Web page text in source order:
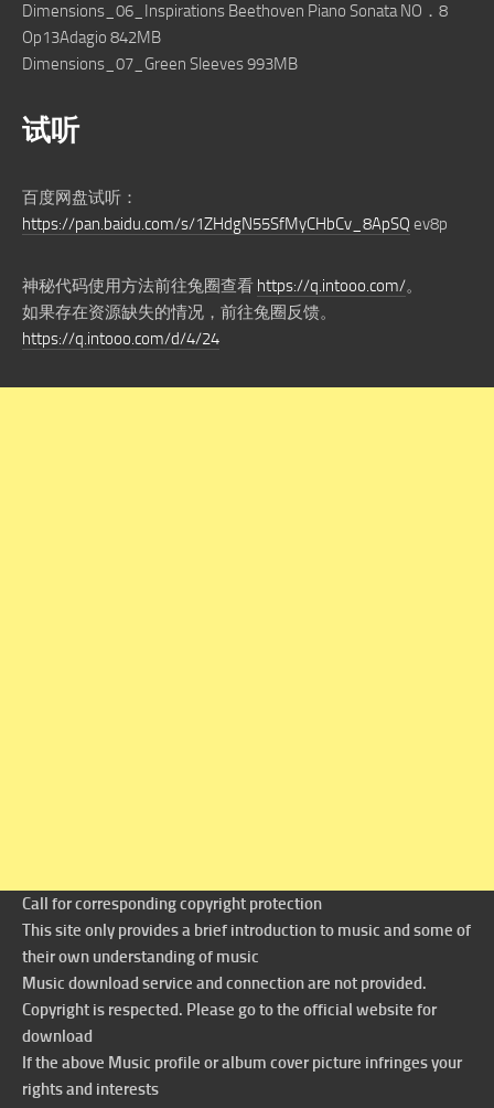
Dimensions_06_Inspirations Beethoven Piano Sonata NO．8
Op13Adagio 842MB
Dimensions_07_Green Sleeves 993MB
试听
百度网盘试听：
https://pan.baidu.com/s/1ZHdgN55SfMyCHbCv_8ApSQ ev8p
神秘代码使用方法前往兔圈查看 https://q.intooo.com/。
如果存在资源缺失的情况，前往兔圈反馈。
https://q.intooo.com/d/4/24
Call for corresponding copyright protection
This site only provides a brief introduction to music and some of
their own understanding of music
Music download service and connection are not provided.
Copyright is respected. Please go to the official website for
download
If the above Music profile or album cover picture infringes your
rights and interests